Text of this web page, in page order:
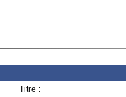
Titre :